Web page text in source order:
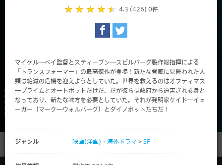
4.3 (426) 0件
マイケル―ベイ監督とスティーブン―スピルバーグ製作総指揮による
「トランスフォーマー」の最高傑作が登場！新たな脅威に見舞われた人
類は絶滅の危機を迎えようとしていた。世界を救えるのはオプティマス
―プライムとオートボットだけだ。だが彼らは政府から迫害される身と
なっており、新たな味方を必要としていた。それが発明家ケイド―イェ
ーガー（マーク―ウォルバーグ）とダイノボットたちだ！
ジャンル 映画(洋画)・海外ドラマ >SF